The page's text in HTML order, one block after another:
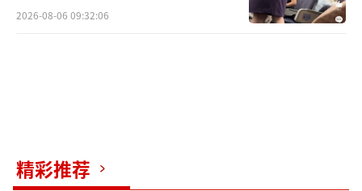
2026-08-06 09:32:06
精彩推荐